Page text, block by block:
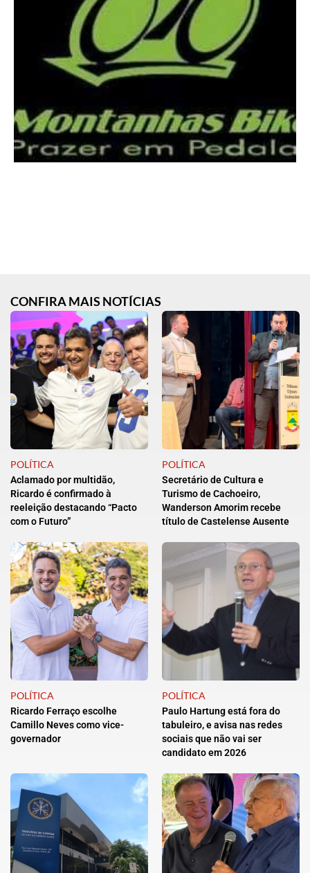
CONFIRA MAIS NOTÍCIAS
POLÍTICA
Aclamado por multidão,
Ricardo é confirmado à
reeleição destacando “Pacto
com o Futuro”
POLÍTICA
Secretário de Cultura e
Turismo de Cachoeiro,
Wanderson Amorim recebe
título de Castelense Ausente
POLÍTICA
Ricardo Ferraço escolhe
Camillo Neves como vice-
governador
POLÍTICA
Paulo Hartung está fora do
tabuleiro, e avisa nas redes
sociais que não vai ser
candidato em 2026